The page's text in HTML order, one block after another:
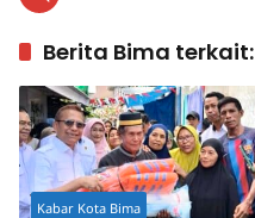
Berita Bima terkait:
Kabar Kota Bima